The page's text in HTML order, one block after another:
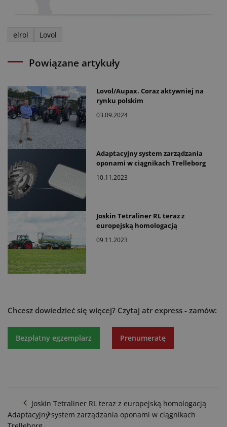
elrol Lovol
Powiązane artykuły
Lovol/Aupax. Coraz aktywniej na
rynku polskim
03.09.2024
Adaptacyjny system zarządzania
oponami w ciągnikach Trelleborg
10.11.2023
Joskin Tetraliner RL teraz z
europejską homologacją
09.11.2023
Chcesz dowiedzieć się więcej? Czytaj atr express - zamów:
Bezpłatny egzemplarz Prenumeratę
Joskin Tetraliner RL teraz z europejską homologacją
Adaptacyjny system zarządzania oponami w ciągnikach